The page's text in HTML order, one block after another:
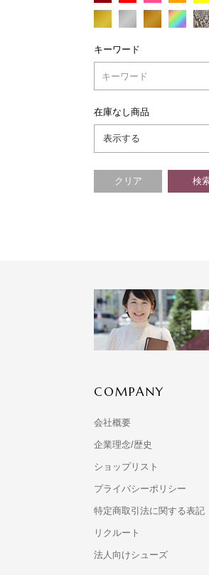
キーワード
在庫なし商品
COMPANY
会社概要
企業理念/歴史
ショップリスト
プライバシーポリシー
特定商取引法に関する表記
リクルート
法人向けシューズ